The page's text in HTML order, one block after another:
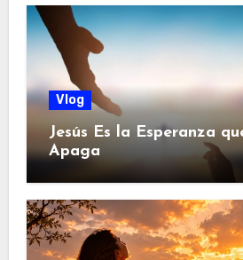
Vlog
Jesús Es la Esperanza
Apaga